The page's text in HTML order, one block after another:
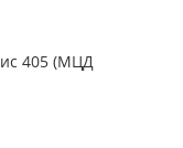
405 (МЦД